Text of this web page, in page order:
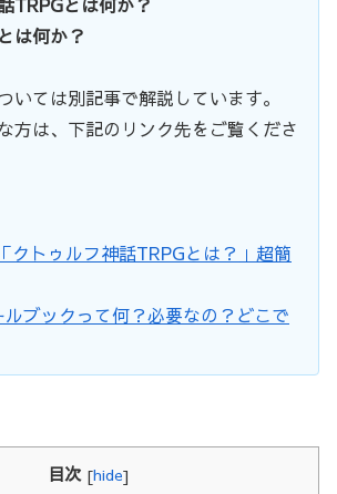
は何か？
いては別記事で解説しています。
方は、下記のリンク先をご覧くださ
クトゥルフ神話TRPGとは？」超簡
ブックって何？必要なの？どこで
目次 [hide]